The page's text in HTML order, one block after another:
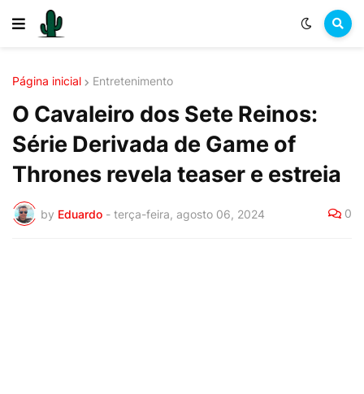
Página inicial Entretenimento
O Cavaleiro dos Sete Reinos:
Série Derivada de Game of
Thrones revela teaser e estreia
by Eduardo - terça-feira, agosto 06, 2024 0